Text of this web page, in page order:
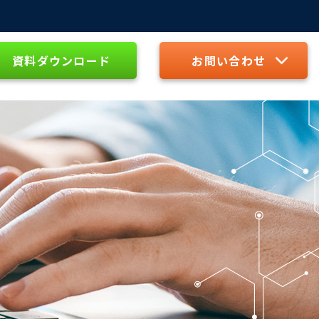
資料ダウンロード お問い合わせ